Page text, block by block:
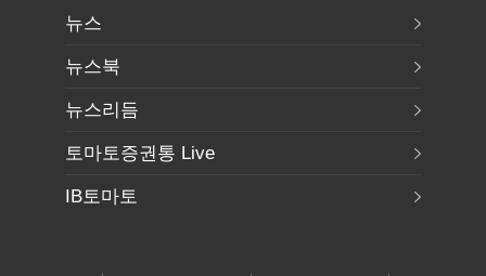
뉴스
뉴스북
뉴스리듬
토마토증권통 Live
IB토마토